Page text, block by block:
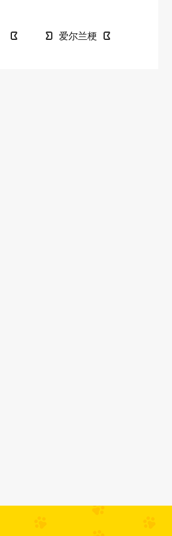
爱尔兰梗